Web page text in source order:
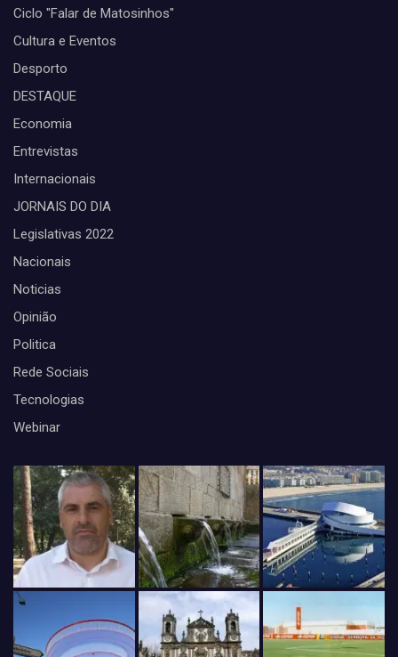
Ciclo "Falar de Matosinhos"
Cultura e Eventos
Desporto
DESTAQUE
Economia
Entrevistas
Internacionais
JORNAIS DO DIA
Legislativas 2022
Nacionais
Noticias
Opinião
Politica
Rede Sociais
Tecnologias
Webinar